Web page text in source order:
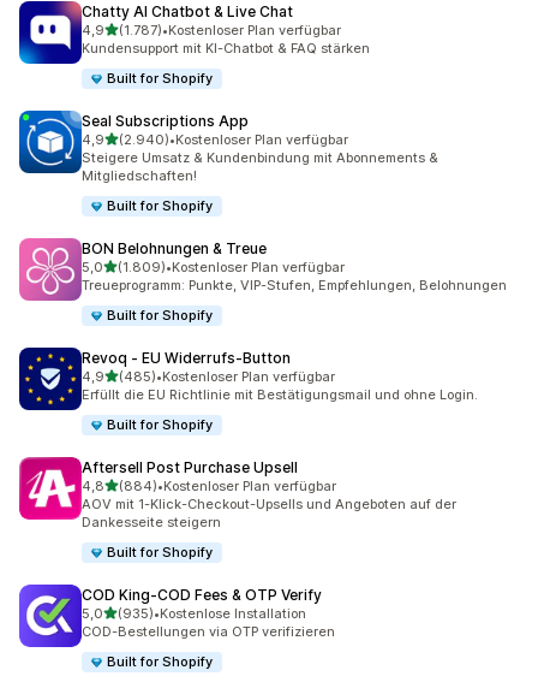
Chatty AI Chatbot & Live Chat
4,9von 5 Sternen
(1.787)
1787 Rezensionen insgesamt
•Kostenloser Plan verfügbar
Kundensupport mit KI-Chatbot & FAQ stärken
Built for Shopify
Seal Subscriptions App
4,9von 5 Sternen
(2.940)
2940 Rezensionen insgesamt
•Kostenloser Plan verfügbar
Steigere Umsatz & Kundenbindung mit Abonnements &
Mitgliedschaften!
Built for Shopify
BON Belohnungen & Treue
5,0von 5 Sternen
(1.809)
1809 Rezensionen insgesamt
•Kostenloser Plan verfügbar
Treueprogramm: Punkte, VIP-Stufen, Empfehlungen, Belohnungen
Built for Shopify
Revoq ‑ EU Widerrufs‑Button
4,9von 5 Sternen
(485)
485 Rezensionen insgesamt
•Kostenloser Plan verfügbar
Erfüllt die EU Richtlinie mit Bestätigungsmail und ohne Login.
Built for Shopify
Aftersell Post Purchase Upsell
4,8von 5 Sternen
(884)
884 Rezensionen insgesamt
•Kostenloser Plan verfügbar
AOV mit 1-Klick-Checkout-Upsells und Angeboten auf der
Dankesseite steigern
Built for Shopify
COD King‑COD Fees & OTP Verify
5,0von 5 Sternen
(935)
935 Rezensionen insgesamt
•Kostenlose Installation
COD-Bestellungen via OTP verifizieren
Built for Shopify